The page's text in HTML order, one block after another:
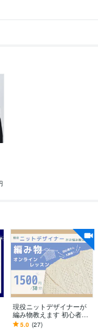
現役ニットデザイナーが
編み物教えます 初心者さ
んも大歓迎！編み物オン
ラインレッスン（30分
5.0 (27)